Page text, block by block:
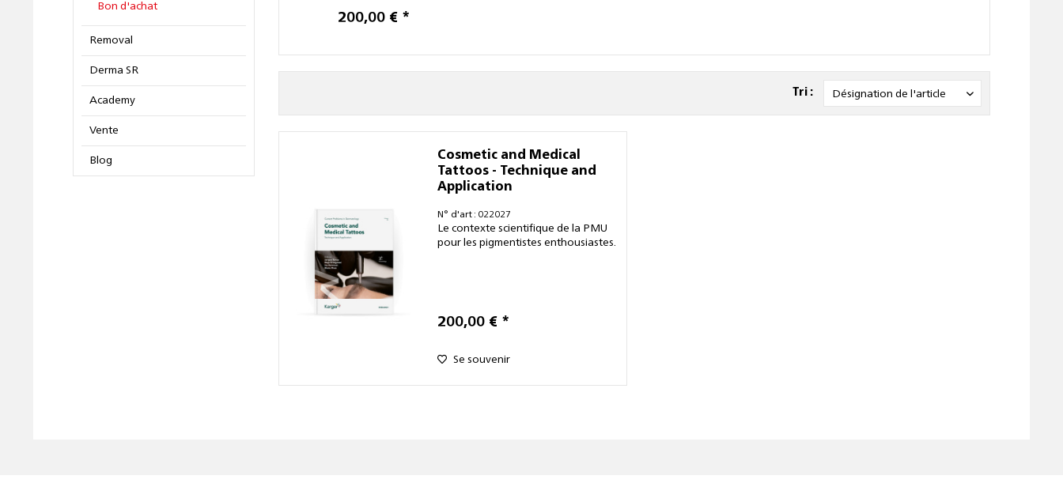
Bon d'achat
Removal
Derma SR
Academy
Vente
Blog
200,00 € *
Tri :
Cosmetic and Medical
Tattoos - Technique and
Application
N° d'art : 022027
Le contexte scientifique de la PMU
pour les pigmentistes enthousiastes.
200,00 € *
Se souvenir